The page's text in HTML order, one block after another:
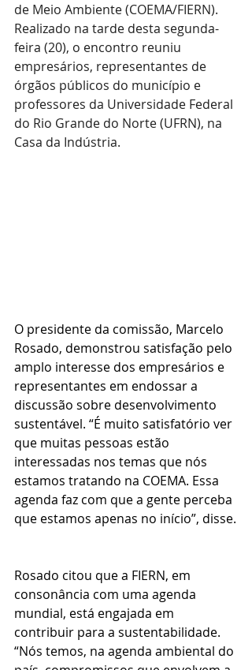
de Meio Ambiente (COEMA/FIERN).
Realizado na tarde desta segunda-
feira (20), o encontro reuniu
empresários, representantes de
órgãos públicos do município e
professores da Universidade Federal
do Rio Grande do Norte (UFRN), na
Casa da Indústria.
O presidente da comissão, Marcelo
Rosado, demonstrou satisfação pelo
amplo interesse dos empresários e
representantes em endossar a
discussão sobre desenvolvimento
sustentável. “É muito satisfatório ver
que muitas pessoas estão
interessadas nos temas que nós
estamos tratando na COEMA. Essa
agenda faz com que a gente perceba
que estamos apenas no início”, disse.
Rosado citou que a FIERN, em
consonância com uma agenda
mundial, está engajada em
contribuir para a sustentabilidade.
“Nós temos, na agenda ambiental do